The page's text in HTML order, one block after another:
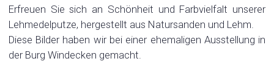
Erfreuen Sie sich an Schönheit und Farbvielfalt unserer
Lehmedelputze, hergestellt aus Natursanden und Lehm.
Diese Bilder haben wir bei einer ehemaligen Ausstellung in
der Burg Windecken gemacht.